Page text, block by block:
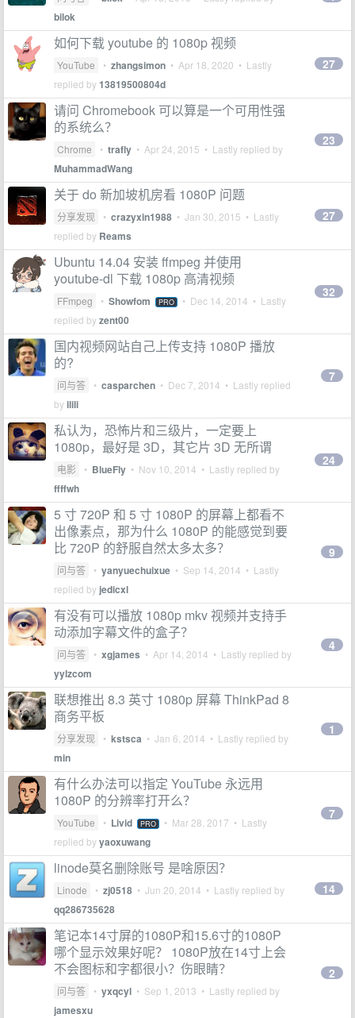
bilok
如何下载 youtube 的 1080p 视频
YouTube • zhangsimon • Apr 18, 2020 • Lastly
replied by13819500804d
27
请问 Chromebook 可以算是一个可用性强
的系统么？
Chrome • trafly • Apr 24, 2015 • Lastly replied by
MuhammadWang
23
关于 do 新加坡机房看 1080P 问题
分享发现 • crazyxin1988 • Jan 30, 2015 • Lastly
replied by Reams
27
Ubuntu 14.04 安装 ffmpeg 并使用
youtube-dl 下载 1080p 高清视频
FFmpeg • Showfom PRO • Dec 14, 2014 • Lastly
replied byzent00
32
国内视频网站自己上传支持 1080P 播放
的?
问与答 • casparchen • Dec 7, 2014 • Lastly replied
byilili
7
私认为，恐怖片和三级片，一定要上
1080p，最好是 3D，其它片 3D 无所谓
电影 • BlueFly • Nov 10, 2014 • Lastly replied by
ffffwh
24
5 寸 720P 和 5 寸 1080P 的屏幕上都看不
出像素点，那为什么 1080P 的能感觉到要
比 720P 的舒服自然太多太多？
问与答 • yanyuechuixue • Sep 14, 2014 • Lastly
replied by jedicxl
9
有没有可以播放 1080p mkv 视频并支持手
动添加字幕文件的盒子？
问与答 • xgjames • Apr 14, 2014 • Lastly replied by
yylzcom
4
联想推出 8.3 英寸 1080p 屏幕 ThinkPad 8
商务平板
分享发现 • kstsca • Jan 6, 2014 • Lastly replied by
min
1
有什么办法可以指定 YouTube 永远用
1080P 的分辨率打开么？
YouTube • Livid PRO • Mar 28, 2017 • Lastly
replied byyaoxuwang
7
linode莫名删除账号 是啥原因？
Linode • zj0518 • Jun 20, 2014 • Lastly replied by
qq286735628
14
笔记本14寸屏的1080P和15.6寸的1080P
哪个显示效果好呢？ 1080P放在14寸上会
不会图标和字都很小？伤眼睛？
问与答 • yxqcyl • Sep 1, 2013 • Lastly replied by
jamesxu
2